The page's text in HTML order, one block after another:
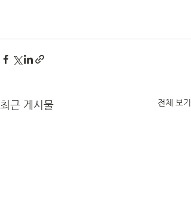
최근 게시물 전체 보기